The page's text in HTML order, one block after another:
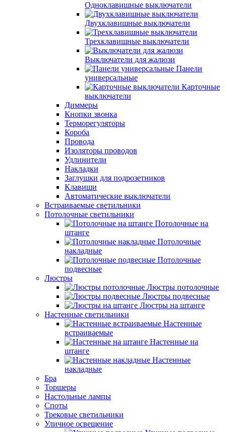
Одноклавишные выключатели
Двухклавишные выключатели
Трехклавишные выключатели
Выключатели для жалюзи
Панели
универсальные
Карточные
выключатели
Диммеры
Кнопки звонка
Терморегуляторы
Короба
Провода
Изоляторы проводов
Удлинители
Накладки
Заглушки для подрозетников
Клавиши
Автоматические выключатели
Встраиваемые светильники
Потолочные светильники
Потолочные на
штанге
Потолочные
накладные
Потолочные
подвесные
Люстры
Люстры потолочные
Люстры подвесные
Люстры на штанге
Настенные светильники
Настенные
встраиваемые
Настенные на
штанге
Настенные
накладные
Бра
Торшеры
Настольные лампы
Споты
Трековые светильники
Уличное освещение